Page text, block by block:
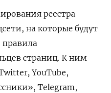
реестра
на которые будут
правила
страниц. К ним
YouTube,
Telegram,